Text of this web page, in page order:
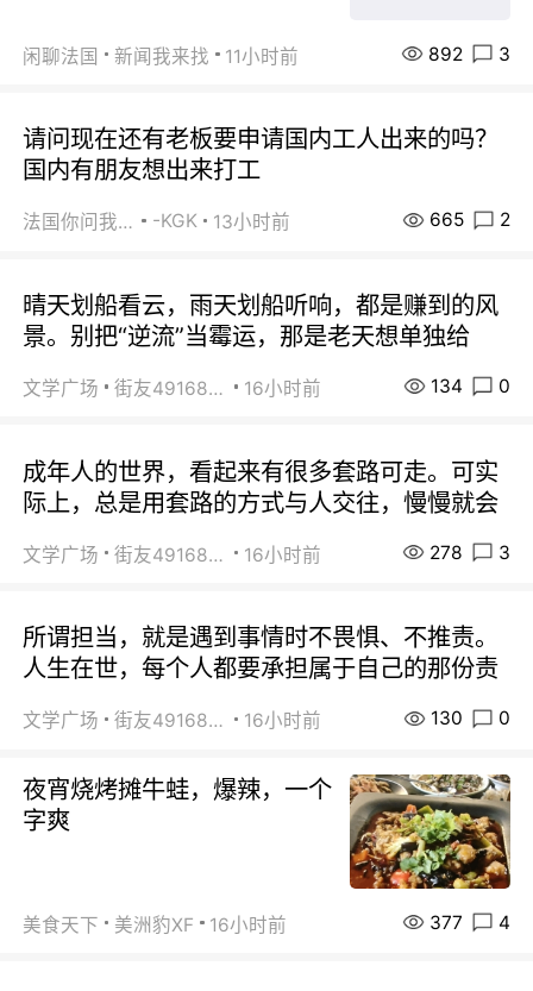
闲聊法国 新闻我来找 11小时前 892 3
请问现在还有老板要申请国内工人出来的吗？
国内有朋友想出来打工
法国你问我答 -KGK 13小时前 665 2
晴天划船看云，雨天划船听响，都是赚到的风
景。别把“逆流”当霉运，那是老天想单独给
文学广场 街友49168527 16小时前 134 0
成年人的世界，看起来有很多套路可走。可实
际上，总是用套路的方式与人交往，慢慢就会
文学广场 街友49168527 16小时前 278 3
所谓担当，就是遇到事情时不畏惧、不推责。
人生在世，每个人都要承担属于自己的那份责
文学广场 街友49168527 16小时前 130 0
夜宵烧烤摊牛蛙，爆辣，一个
字爽
美食天下 美洲豹XF 16小时前 377 4